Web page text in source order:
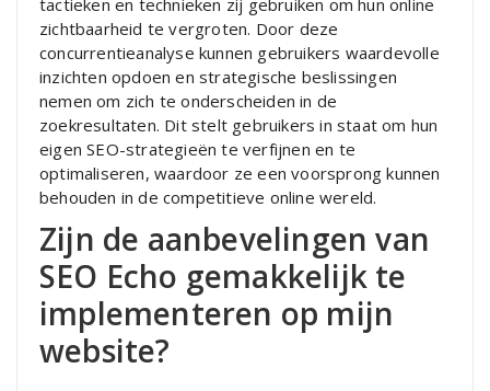
tactieken en technieken zij gebruiken om hun online
zichtbaarheid te vergroten. Door deze
concurrentieanalyse kunnen gebruikers waardevolle
inzichten opdoen en strategische beslissingen
nemen om zich te onderscheiden in de
zoekresultaten. Dit stelt gebruikers in staat om hun
eigen SEO-strategieën te verfijnen en te
optimaliseren, waardoor ze een voorsprong kunnen
behouden in de competitieve online wereld.
Zijn de aanbevelingen van
SEO Echo gemakkelijk te
implementeren op mijn
website?